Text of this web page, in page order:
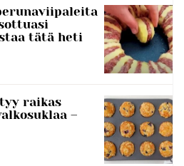
tätä heti
raikas
–